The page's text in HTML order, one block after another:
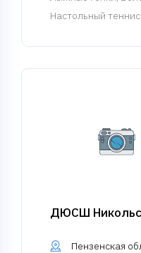
Настольный
ДЮСШ
Пензенская